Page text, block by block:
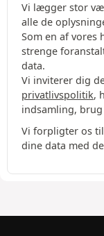
Vi lægger stor
alle de
Som en af vores
strenge
data.
Vi inviterer dig
privatlivspolitik,
indsamling,
Vi forpligter os
dine data med